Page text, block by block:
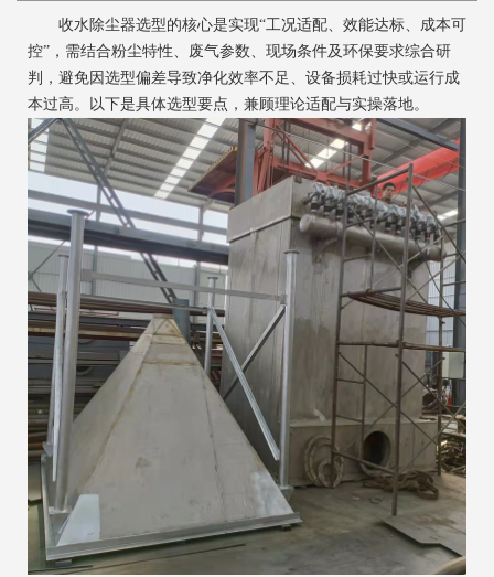
收水除尘器选型的核心是实现“工况适配、效能达标、成本可
控”，需结合粉尘特性、废气参数、现场条件及环保要求综合研
判，避免因选型偏差导致净化效率不足、设备损耗过快或运行成
本过高。以下是具体选型要点，兼顾理论适配与实操落地。